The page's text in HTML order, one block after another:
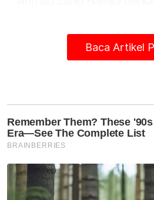
jalan raya khususnya
penunggang danBaca Artikel